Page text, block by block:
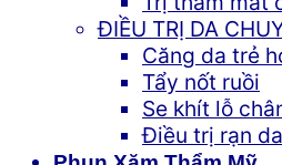
ĐIỀU TRỊ DA
Căng da trẻ
Tẩy nốt ruồi
Se khít lỗ
Điều trị rạn da